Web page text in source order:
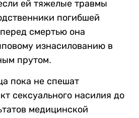
ей тяжелые травмы
погибшей
смертью она
изнасилованию в
прутом.
пока не спешат
сексуального насилия до
медицинской